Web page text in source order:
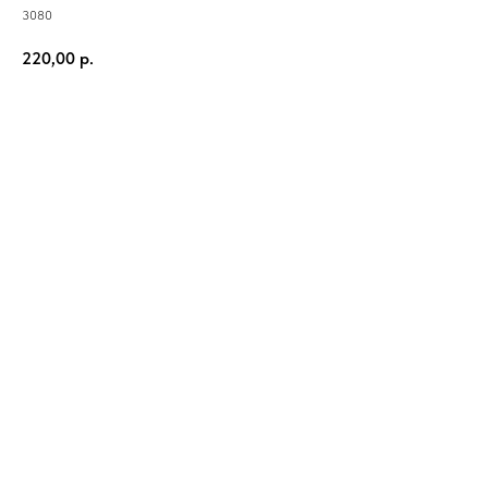
3080
220,00 р.